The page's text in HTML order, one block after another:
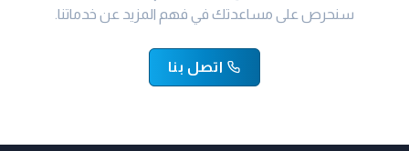
سنحرص على مساعدتك في فهم المزيد عن خدماتنا.
اتصل بنا